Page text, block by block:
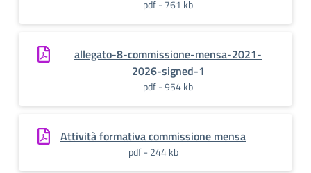
pdf - 761 kb
allegato-8-commissione-mensa-2021-
2026-signed-1
pdf - 954 kb
Attività formativa commissione mensa
pdf - 244 kb